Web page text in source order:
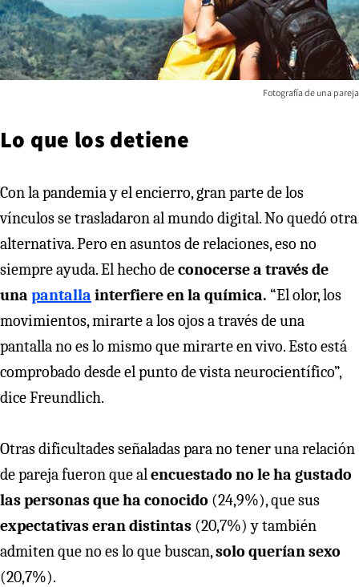
Fotografía de una pareja
Lo que los detiene
Con la pandemia y el encierro, gran parte de los
vínculos se trasladaron al mundo digital. No quedó otra
alternativa. Pero en asuntos de relaciones, eso no
siempre ayuda. El hecho deconocerse a través de
una pantalla interfiere en la química. “El olor, los
movimientos, mirarte a los ojos a través de una
pantalla no es lo mismo que mirarte en vivo. Esto está
comprobado desde el punto de vista neurocientífico”,
dice Freundlich.
Otras dificultades señaladas para no tener una relación
de pareja fueron que al encuestado no le ha gustado
las personas que ha conocido (24,9%), que sus
expectativas eran distintas (20,7%) y también
admiten que no es lo que buscan,solo querían sexo
(20,7%).